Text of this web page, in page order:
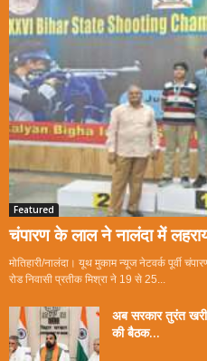
Featured
चंपारण के लाल ने नालंदा में
मोतिहारी/नालंदा। यूथ मुकाम न्यूज नेटवर्क पूर्वी
रोड निवासी प्रतीक मिश्रा ने 19 से 25...
अब सरकार तुरंत
की बैठक...